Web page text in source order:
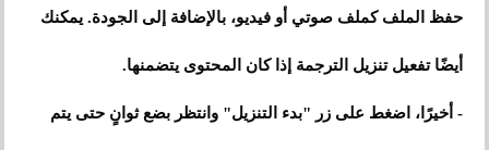
حفظ الملف كملف صوتي أو فيديو، بالإضافة إلى الجودة. يمكنك
أيضًا تفعيل تنزيل الترجمة إذا كان المحتوى يتضمنها.
- أخيرًا، اضغط على زر "بدء التنزيل" وانتظر بضع ثوانٍ حتى يتم